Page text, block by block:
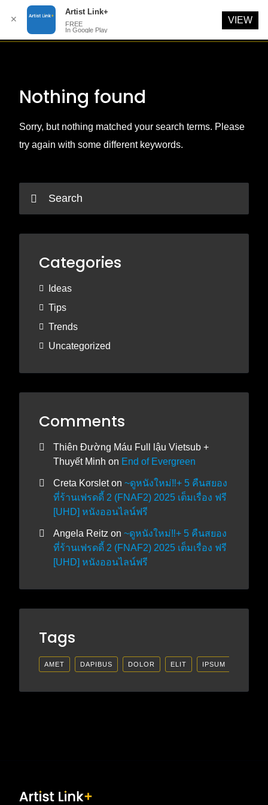
Nothing found
Sorry, but nothing matched your search terms. Please
try again with some different keywords.
Categories
Ideas
Tips
Trends
Uncategorized
Comments
Thiên Đường Máu Full lậu Vietsub +
Thuyết Minh on End of Evergreen
Creta Korsleton ~ดูหนังใหม่‼️+ 5 คืนสยอง
ที่ร้านเฟรดดี้ 2 (FNAF2) 2025 เต็มเรื่อง ฟรี
[UHD] หนังออนไลน์ฟรี
Angela Reitz on ~ดูหนังใหม่‼️+ 5 คืนสยอง
ที่ร้านเฟรดดี้ 2 (FNAF2) 2025 เต็มเรื่อง ฟรี
[UHD] หนังออนไลน์ฟรี
Tags
AMET DAPIBUS DOLOR ELIT IPSUM
✕
Artist Link+
FREE
In Google Play
VIEW